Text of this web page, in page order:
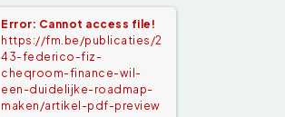
Error: Cannot access file!
https://fm.be/publicaties/2
43-federico-fiz-
cheqroom-finance-wil-
een-duidelijke-roadmap-
maken/artikel-pdf-preview